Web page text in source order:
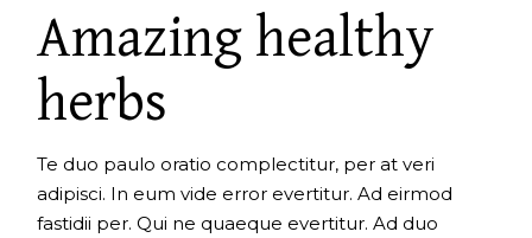
Amazing healthy
herbs
Te duo paulo oratio complectitur, per at veri
adipisci. In eum vide error evertitur. Ad eirmod
fastidii per. Qui ne quaeque evertitur. Ad duo